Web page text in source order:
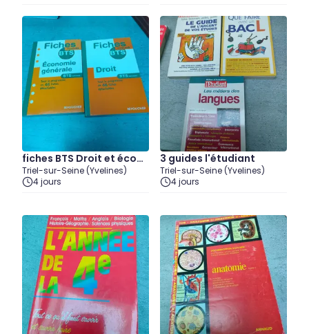
fiches BTS Droit et écon
omie générale
Triel-sur-Seine (Yvelines)
4 jours
3 guides l'étudiant
Triel-sur-Seine (Yvelines)
4 jours